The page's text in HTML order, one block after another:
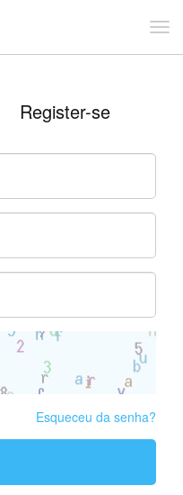
Register-se
Esqueceu da senha?